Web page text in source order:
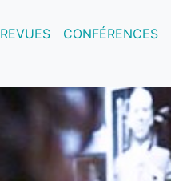
REVUES CONFÉRENCES